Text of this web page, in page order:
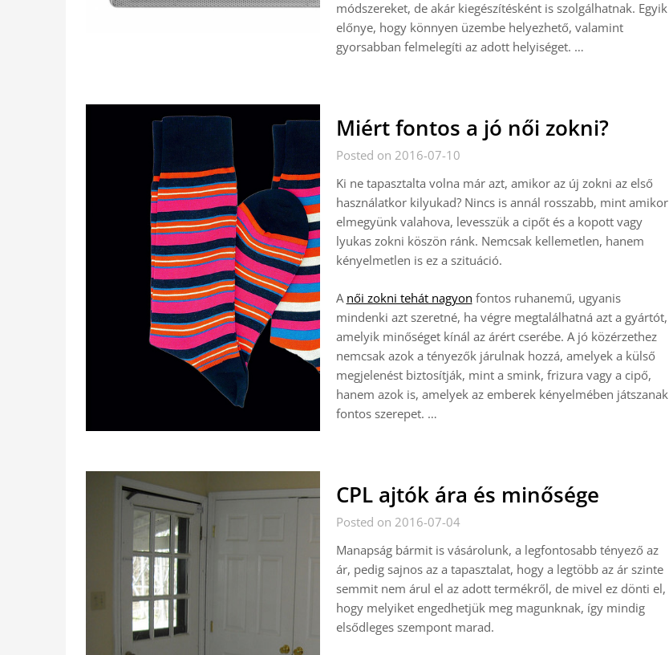
módszereket, de akár kiegészítésként is szolgálhatnak. Egyik
előnye, hogy könnyen üzembe helyezhető, valamint
gyorsabban felmelegíti az adott helyiséget. …
Miért fontos a jó női zokni?
Posted on 2016-07-10
Ki ne tapasztalta volna már azt, amikor az új zokni az első
használatkor kilyukad? Nincs is annál rosszabb, mint amikor
elmegyünk valahova, levesszük a cipőt és a kopott vagy
lyukas zokni köszön ránk. Nemcsak kellemetlen, hanem
kényelmetlen is ez a szituáció.
A női zokni tehát nagyon fontos ruhanemű, ugyanis
mindenki azt szeretné, ha végre megtalálhatná azt a gyártót,
amelyik minőséget kínál az árért cserébe. A jó közérzethez
nemcsak azok a tényezők járulnak hozzá, amelyek a külső
megjelenést biztosítják, mint a smink, frizura vagy a cipő,
hanem azok is, amelyek az emberek kényelmében játszanak
fontos szerepet. …
CPL ajtók ára és minősége
Posted on 2016-07-04
Manapság bármit is vásárolunk, a legfontosabb tényező az
ár, pedig sajnos az a tapasztalat, hogy a legtöbb az ár szinte
semmit nem árul el az adott termékről, de mivel ez dönti el,
hogy melyiket engedhetjük meg magunknak, így mindig
elsődleges szempont marad.